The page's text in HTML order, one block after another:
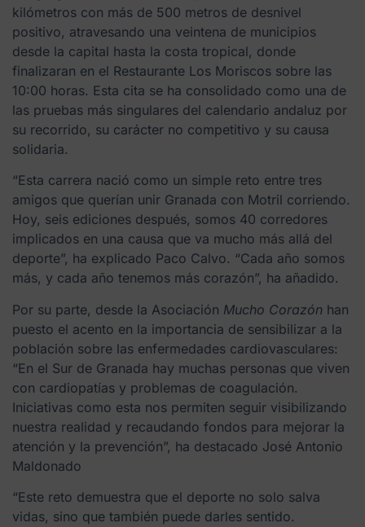
kilómetros con más de 500 metros de desnivel
positivo, atravesando una veintena de municipios
desde la capital hasta la costa tropical, donde
finalizaran en el Restaurante Los Moriscos sobre las
10:00 horas. Esta cita se ha consolidado como una de
las pruebas más singulares del calendario andaluz por
su recorrido, su carácter no competitivo y su causa
solidaria.
“Esta carrera nació como un simple reto entre tres
amigos que querían unir Granada con Motril corriendo.
Hoy, seis ediciones después, somos 40 corredores
implicados en una causa que va mucho más allá del
deporte”, ha explicado Paco Calvo. “Cada año somos
más, y cada año tenemos más corazón”, ha añadido.
Por su parte, desde la Asociación Mucho Corazón han
puesto el acento en la importancia de sensibilizar a la
población sobre las enfermedades cardiovasculares:
“En el Sur de Granada hay muchas personas que viven
con cardiopatías y problemas de coagulación.
Iniciativas como esta nos permiten seguir visibilizando
nuestra realidad y recaudando fondos para mejorar la
atención y la prevención”, ha destacado José Antonio
Maldonado
“Este reto demuestra que el deporte no solo salva
vidas, sino que también puede darles sentido.